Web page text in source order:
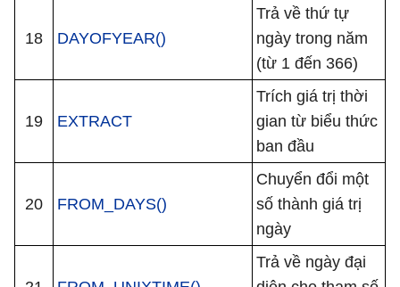
18 DAYOFYEAR()
Trả về thứ tự
ngày trong năm
(từ 1 đến 366)
19 EXTRACT
Trích giá trị thời
gian từ biểu thức
ban đầu
20 FROM_DAYS()
Chuyển đổi một
số thành giá trị
ngày
Trả về ngày đại